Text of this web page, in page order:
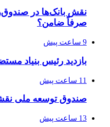
نقش بانک‌ها در
صرفاً ضامن؟
9 ساعت پیش
بازدید رئیس بنیاد
11 ساعت پیش
صندوق توسعه ملی
13 ساعت پیش